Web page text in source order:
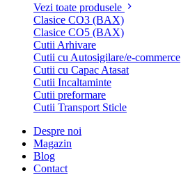
Vezi toate produsele
Clasice CO3 (BAX)
Clasice CO5 (BAX)
Cutii Arhivare
Cutii cu Autosigilare/e-commerce
Cutii cu Capac Atasat
Cutii Incaltaminte
Cutii preformare
Cutii Transport Sticle
Despre noi
Magazin
Blog
Contact